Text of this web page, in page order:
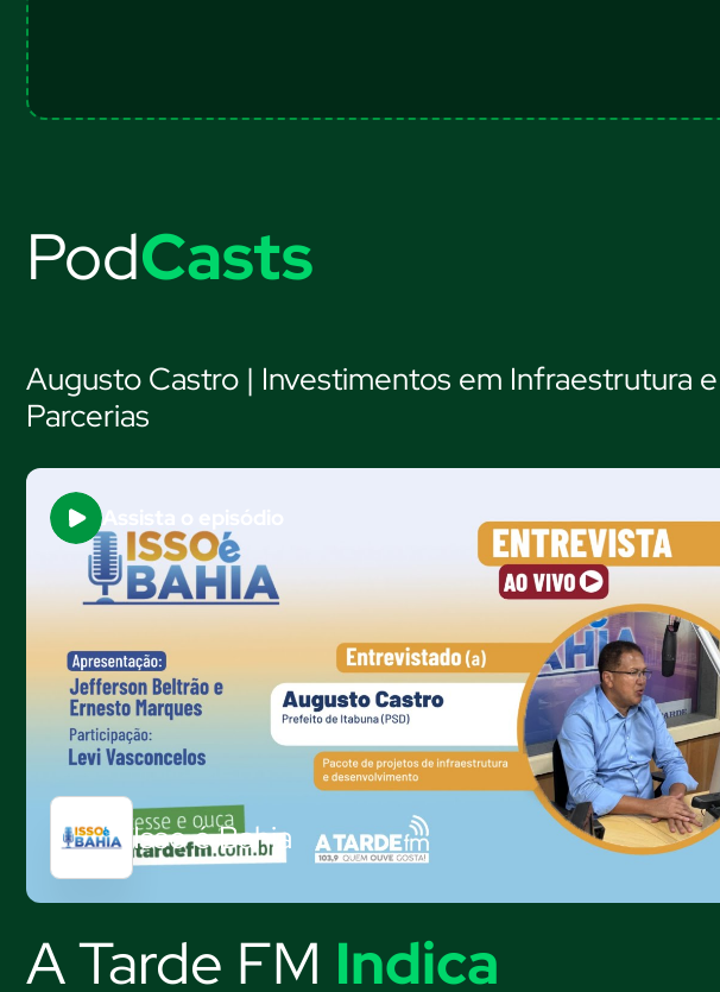
PodCasts
Augusto Castro | Investimentos em Infraestrutura e
Parcerias
Isso é Bahia
A Tarde FM Indica